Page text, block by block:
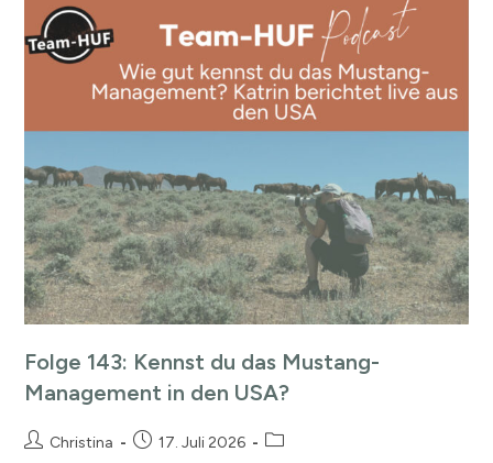
Folge 143: Kennst du das Mustang-
Management in den USA?
Christina 17. Juli 2026